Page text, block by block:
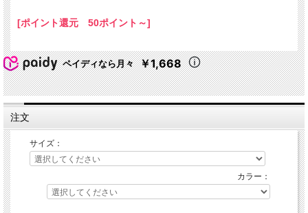
[ポイント還元 50ポイント～]
ペイディなら月々 ￥1,668
注文
サイズ：
カラー：